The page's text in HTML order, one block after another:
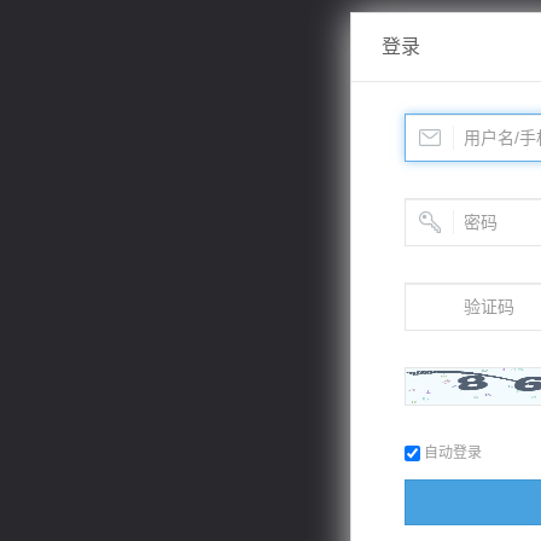
登录
自动登录